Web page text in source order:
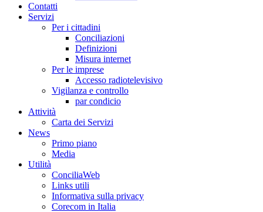
Contatti
Servizi
Per i cittadini
Conciliazioni
Definizioni
Misura internet
Per le imprese
Accesso radiotelevisivo
Vigilanza e controllo
par condicio
Attività
Carta dei Servizi
News
Primo piano
Media
Utilità
ConciliaWeb
Links utili
Informativa sulla privacy
Corecom in Italia